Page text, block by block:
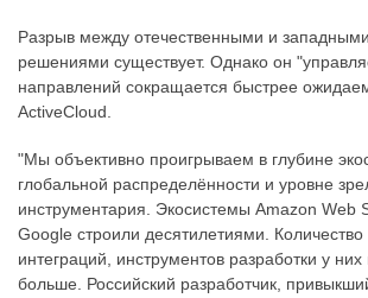
Разрыв между отечественными и
решениями существует. Однако он
направлений сокращается быстрее
ActiveCloud.
"Мы объективно проигрываем в глубине
глобальной распределённости и уровне
инструментария. Экосистемы Amazon Web
Google строили десятилетиями. Количество
интеграций, инструментов разработки у
больше. Российский разработчик,